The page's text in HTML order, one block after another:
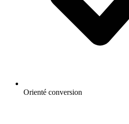
Orienté conversion